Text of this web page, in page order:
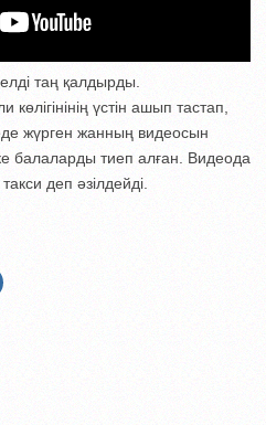
таң қалдырды.
көлігінінің үстін ашып тастап,
жүрген жанның видеосын
балаларды тиеп алған. Видеода
деп әзілдейді.